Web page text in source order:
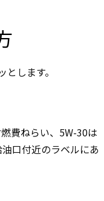
します。
費ねらい、 5W-30は
口付近のラベルにあ